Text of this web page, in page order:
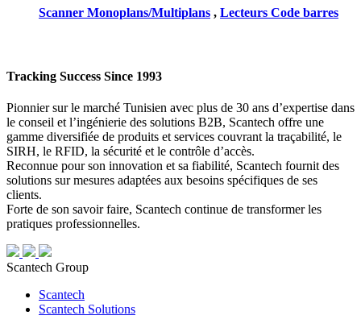
Scanner Monoplans/Multiplans , Lecteurs Code barres
Tracking Success Since 1993
Pionnier sur le marché Tunisien avec plus de 30 ans d’expertise dans
le conseil et l’ingénierie des solutions B2B, Scantech offre une
gamme diversifiée de produits et services couvrant la traçabilité, le
SIRH, le RFID, la sécurité et le contrôle d’accès.
Reconnue pour son innovation et sa fiabilité, Scantech fournit des
solutions sur mesures adaptées aux besoins spécifiques de ses
clients.
Forte de son savoir faire, Scantech continue de transformer les
pratiques professionnelles.
Scantech Group
Scantech
Scantech Solutions